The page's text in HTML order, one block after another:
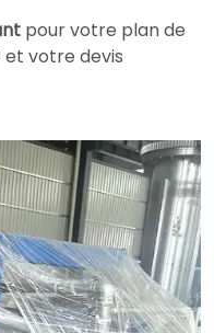
pour votre plan de
et votre devis